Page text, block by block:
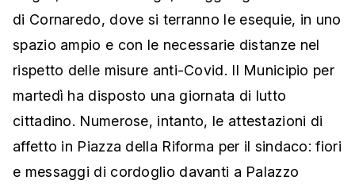
di Cornaredo, dove si terranno le esequie, in uno
spazio ampio e con le necessarie distanze nel
rispetto delle misure anti-Covid. Il Municipio per
martedì ha disposto una giornata di lutto
cittadino. Numerose, intanto, le attestazioni di
affetto in Piazza della Riforma per il sindaco: fiori
e messaggi di cordoglio davanti a Palazzo